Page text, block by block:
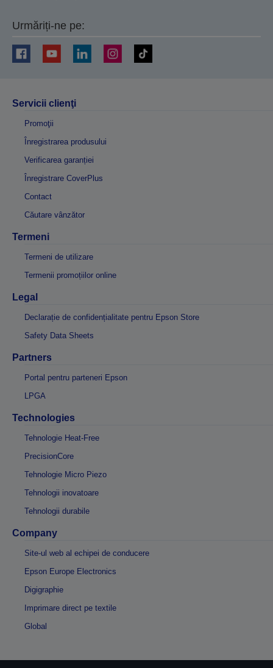
Urmăriți-ne pe:
Servicii clienţi
Promoţii
Înregistrarea produsului
Verificarea garanției
Înregistrare CoverPlus
Contact
Căutare vânzător
Termeni
Termeni de utilizare
Termenii promoțiilor online
Legal
Declarație de confidențialitate pentru Epson Store
Safety Data Sheets
Partners
Portal pentru parteneri Epson
LPGA
Technologies
Tehnologie Heat-Free
PrecisionCore
Tehnologie Micro Piezo
Tehnologii inovatoare
Tehnologii durabile
Company
Site-ul web al echipei de conducere
Epson Europe Electronics
Digigraphie
Imprimare direct pe textile
Global